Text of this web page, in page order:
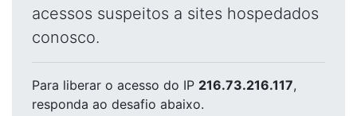
acessos suspeitos a sites hospedados
conosco.
Para liberar o acesso do IP 216.73.216.117,
responda ao desafio abaixo.